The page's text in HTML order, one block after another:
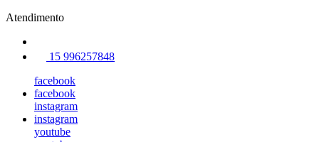
Atendimento
15 996257848
facebook
facebook
instagram
instagram
youtube